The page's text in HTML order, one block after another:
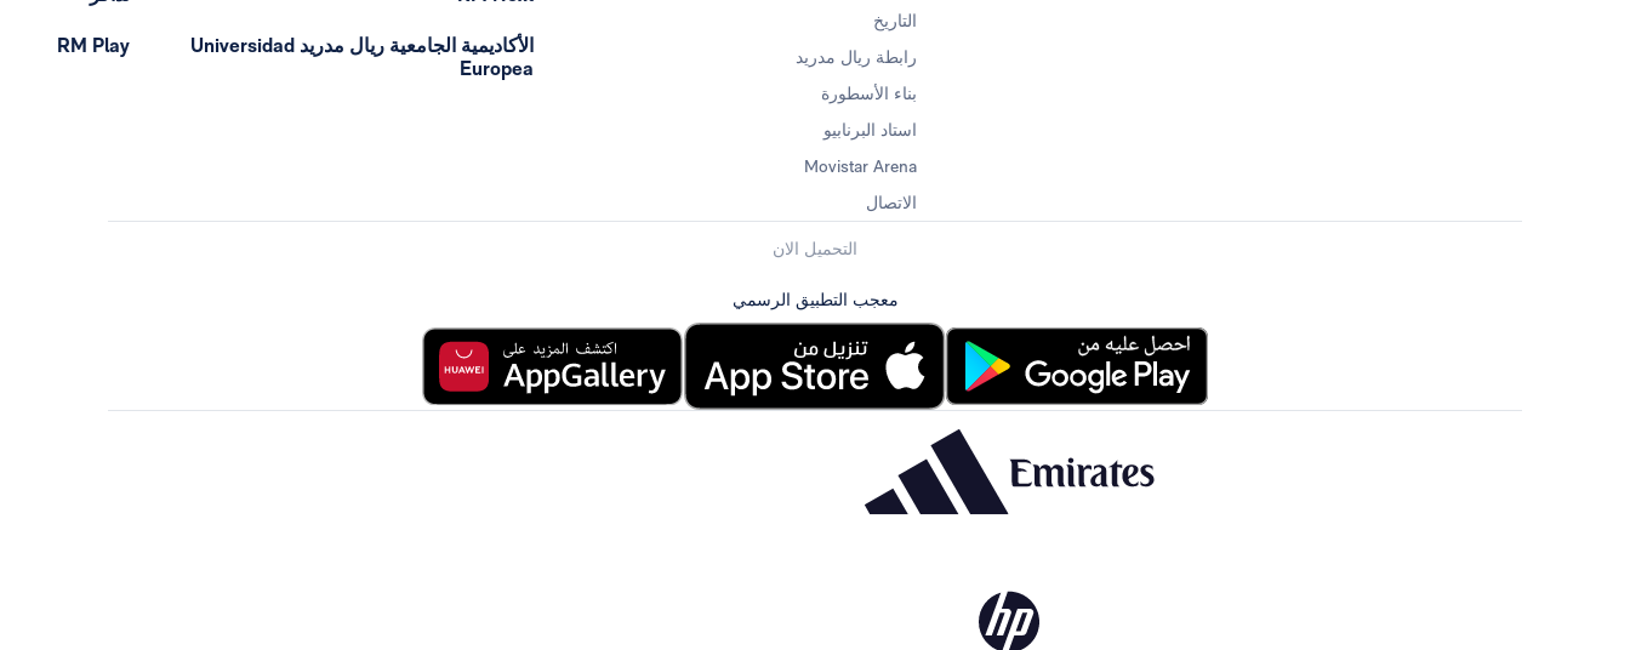
التاريخ
رابطة ريال مدريد
بناء الأسطورة
استاد البرنابيو
Movistar Arena
الاتصال
الأكاديمية الجامعية ريال مدريد Universidad
Europea
RM Play
التحميل الان
معجب التطبيق الرسمي